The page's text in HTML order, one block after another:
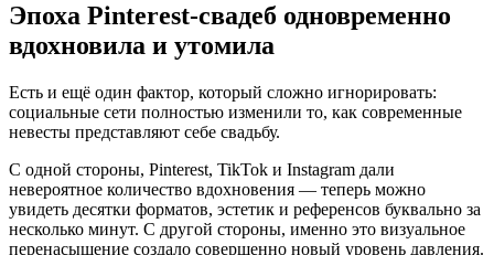
Эпоха Pinterest-свадеб одновременно
вдохновила и утомила
Есть и ещё один фактор, который сложно игнорировать:
социальные сети полностью изменили то, как современные
невесты представляют себе свадьбу.
С одной стороны, Pinterest, TikTok и Instagram дали
невероятное количество вдохновения — теперь можно
увидеть десятки форматов, эстетик и референсов буквально за
несколько минут. С другой стороны, именно это визуальное
перенасыщение создало совершенно новый уровень давления.